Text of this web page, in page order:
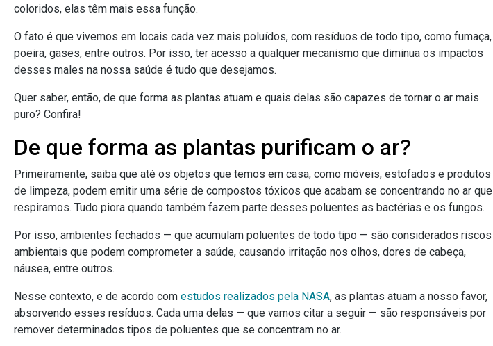
coloridos, elas têm mais essa função.
O fato é que vivemos em locais cada vez mais poluídos, com resíduos de todo tipo, como fumaça,
poeira, gases, entre outros. Por isso, ter acesso a qualquer mecanismo que diminua os impactos
desses males na nossa saúde é tudo que desejamos.
Quer saber, então, de que forma as plantas atuam e quais delas são capazes de tornar o ar mais
puro? Confira!
De que forma as plantas purificam o ar?
Primeiramente, saiba que até os objetos que temos em casa, como móveis, estofados e produtos
de limpeza, podem emitir uma série de compostos tóxicos que acabam se concentrando no ar que
respiramos. Tudo piora quando também fazem parte desses poluentes as bactérias e os fungos.
Por isso, ambientes fechados — que acumulam poluentes de todo tipo — são considerados riscos
ambientais que podem comprometer a saúde, causando irritação nos olhos, dores de cabeça,
náusea, entre outros.
Nesse contexto, e de acordo com estudos realizados pela NASA, as plantas atuam a nosso favor,
absorvendo esses resíduos. Cada uma delas — que vamos citar a seguir — são responsáveis por
remover determinados tipos de poluentes que se concentram no ar.